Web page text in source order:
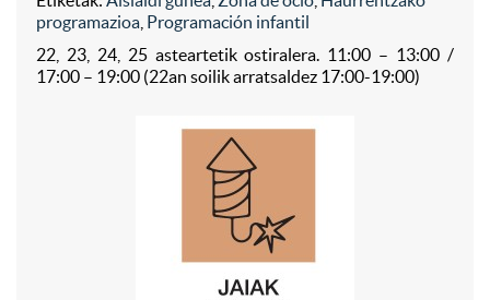
programazioa Programación infantil
22, 23, 24, 25 asteartetik ostiralera. 11:00 – 13:00 /
17:00 – 19:00 (22an soilik arratsaldez 17:00-19:00)